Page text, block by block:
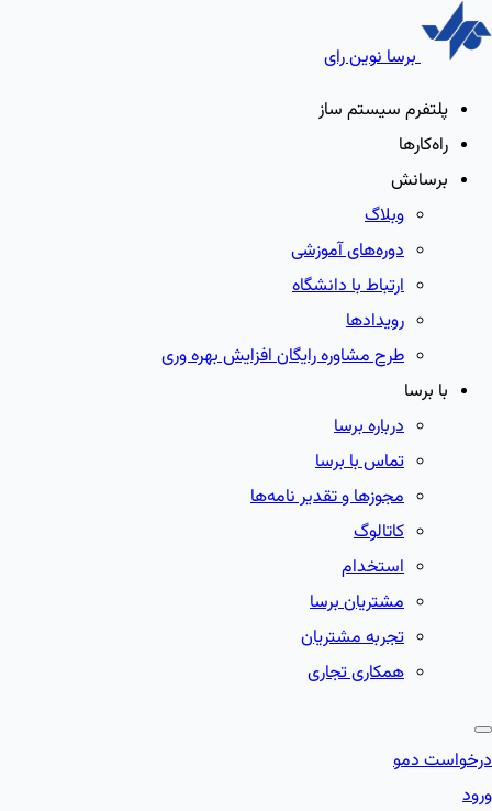
برسا نوین رای
پلتفرم سیستم ساز
راه‌کارها
برسانش
وبلاگ
دوره‌های آموزشی
ارتباط با دانشگاه
رویدادها
طرح مشاوره رایگان افزایش بهره وری
با برسا
درباره برسا
تماس با برسا
مجوزها و تقدیر نامه‌ها
کاتالوگ
استخدام
مشتریان برسا
تجربه مشتریان
همکاری تجاری
درخواست دمو
ورود